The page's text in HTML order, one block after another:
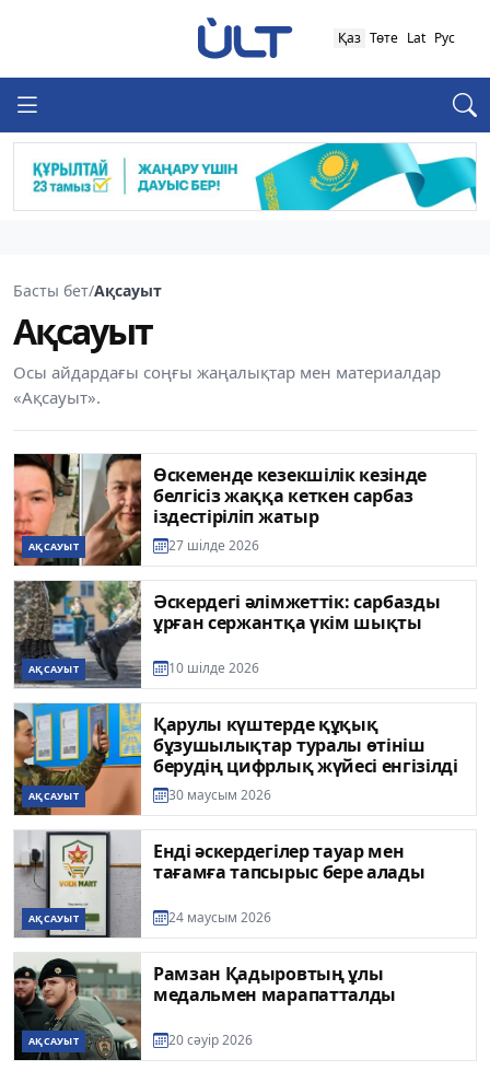
Қаз Төте Lat Рус
Басты бет/Ақсауыт
Ақсауыт
Осы айдардағы соңғы жаңалықтар мен материалдар
«Ақсауыт».
АҚСАУЫТ
Өскеменде кезекшілік кезінде
белгісіз жаққа кеткен сарбаз
іздестіріліп жатыр
27 шілде 2026
АҚСАУЫТ
Әскердегі әлімжеттік: сарбазды
ұрған сержантқа үкім шықты
10 шілде 2026
АҚСАУЫТ
Қарулы күштерде құқық
бұзушылықтар туралы өтініш
берудің цифрлық жүйесі енгізілді
30 маусым 2026
АҚСАУЫТ
Енді әскердегілер тауар мен
тағамға тапсырыс бере алады
24 маусым 2026
АҚСАУЫТ
Рамзан Қадыровтың ұлы
медальмен марапатталды
20 сәуір 2026